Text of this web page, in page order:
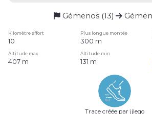
Gémenos (13)
Kilomètre effort Plus longue montée
10 300 m
Altitude max Altitude min
407 m 131 m
Trace créée par jjlego